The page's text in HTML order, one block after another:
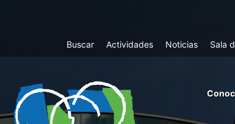
Top
Buscar Actividades Noticias Sala
menu